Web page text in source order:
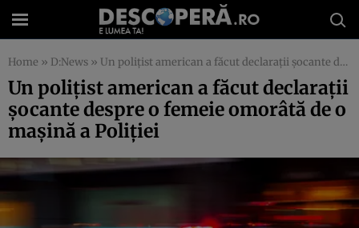
Home » D:News » Un polițist american a făcut declarații șocante despre o femeie omorâtă de o mașină a Poliției
Un polițist american a făcut declarații
șocante despre o femeie omorâtă de o
mașină a Poliției